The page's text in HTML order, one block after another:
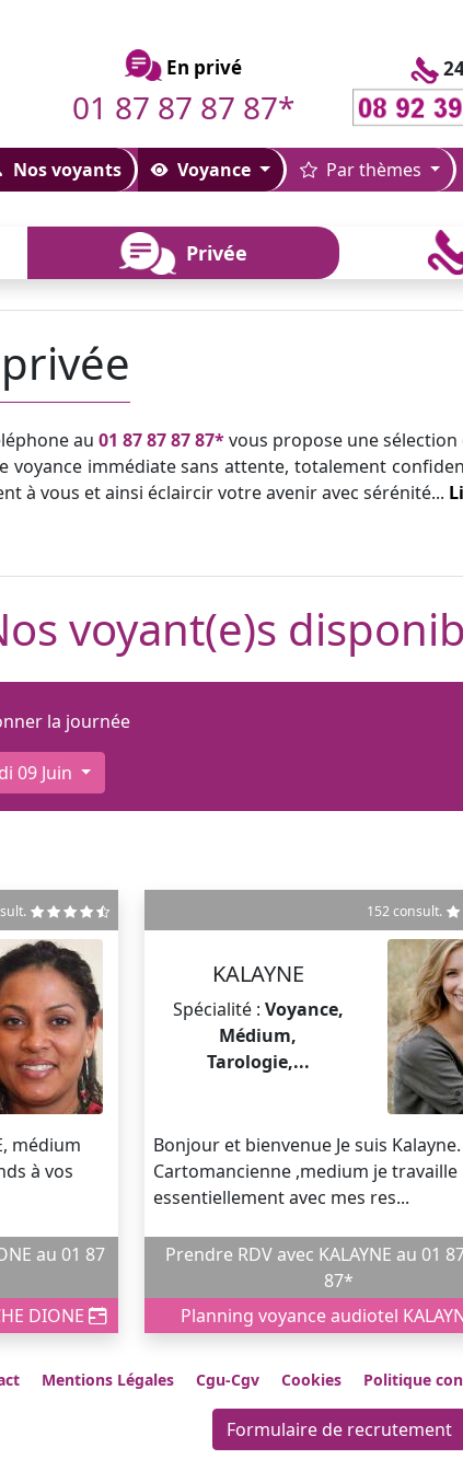
En privé
01 87 87 87 87*
Nos voyants Voyance Par thèmes
Privée
au 01 87 87 87 87*vous propose une
voyance immédiate sans attente, totalement
à vous et ainsi éclaircir votre avenir avec sérénité...
voyant(e)s
la journée
09 Juin
médium
à vos
DIONE
152 consult.
KALAYNE
Spécialité : Voyance,
Médium,
Tarologie,...
Bonjour et bienvenue Je suis Kalayne.
Cartomancienne ,medium je travaille
essentiellement avec mes res...
Prendre RDV avec KALAYNE au 01 87 87 87
87*
Planning voyance audiotel
Mentions Légales Cgu-Cgv Cookies Politique
Formulaire de recrutement